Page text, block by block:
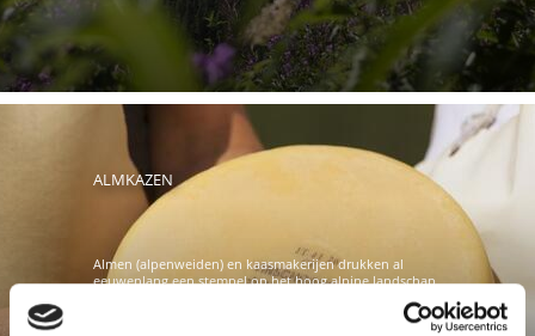
ALMKAZEN
Almen (alpenweiden) en kaasmakerijen drukken al
eeuwenlang een stempel op het hoog alpine landschap